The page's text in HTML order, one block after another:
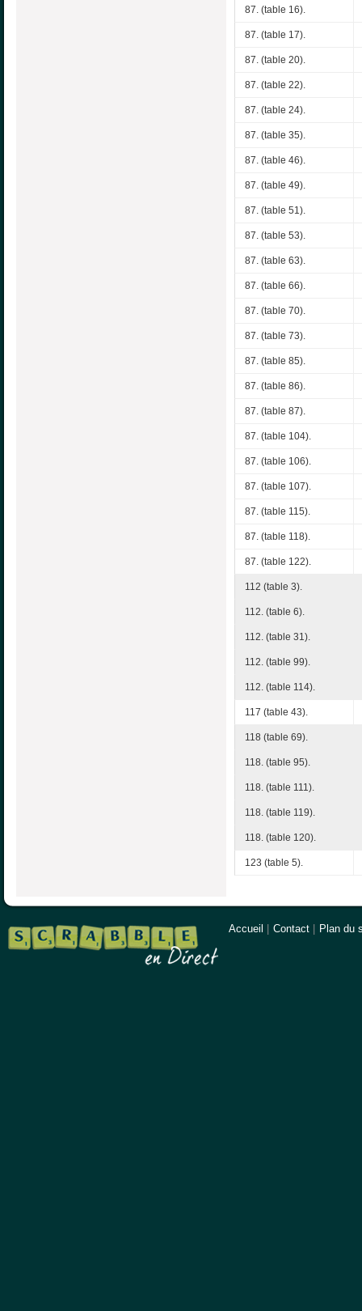
87. (table 16).
87. (table 17).
87. (table 20).
87. (table 22).
87. (table 24).
87. (table 35).
87. (table 46).
87. (table 49).
87. (table 51).
87. (table 53).
87. (table 63).
87. (table 66).
87. (table 70).
87. (table 73).
87. (table 85).
87. (table 86).
87. (table 87).
87. (table 104).
87. (table 106).
87. (table 107).
87. (table 115).
87. (table 118).
87. (table 122).
112 (table 3).
112. (table 6).
112. (table 31).
112. (table 99).
112. (table 114).
117 (table 43).
118 (table 69).
118. (table 95).
118. (table 111).
118. (table 119).
118. (table 120).
123 (table 5).
Accueil Contact Plan du